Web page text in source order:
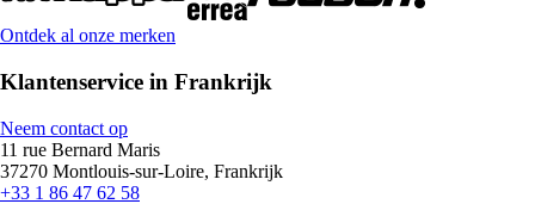
Ontdek al onze merken
Klantenservice in Frankrijk
Neem contact op
11 rue Bernard Maris
37270 Montlouis-sur-Loire, Frankrijk
+33 1 86 47 62 58